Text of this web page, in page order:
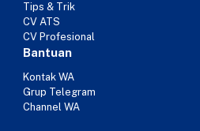
Tips & Trik
CV ATS
CV Profesional
Bantuan
Kontak WA
Grup Telegram
Channel WA